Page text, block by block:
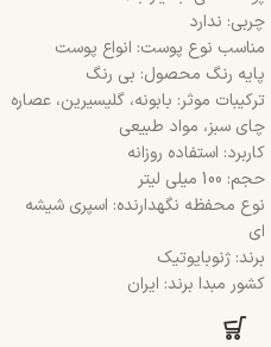
چربی: ندارد
مناسب نوع پوست: انواع پوست
پایه رنگ محصول: بی رنگ
ترکیبات موثر: بابونه، گلیسیرین، عصاره
چای سبز، مواد طبیعی
کاربرد: استفاده روزانه
حجم: 100 میلی لیتر
نوع محفظه نگهدارنده: اسپری شیشه
ای
برند: ژنوبایوتیک
کشور مبدا برند: ایران